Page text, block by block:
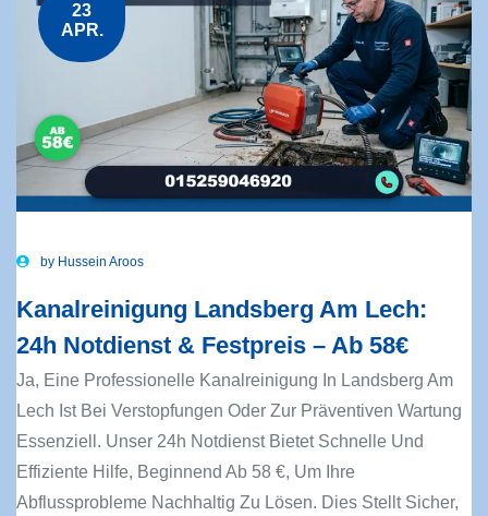
23
APR.
by Hussein Aroos
Kanalreinigung Landsberg Am Lech:
24h Notdienst & Festpreis – Ab 58€
Ja, Eine Professionelle Kanalreinigung In Landsberg Am
Lech Ist Bei Verstopfungen Oder Zur Präventiven Wartung
Essenziell. Unser 24h Notdienst Bietet Schnelle Und
Effiziente Hilfe, Beginnend Ab 58 €, Um Ihre
Abflussprobleme Nachhaltig Zu Lösen. Dies Stellt Sicher,